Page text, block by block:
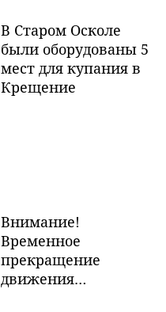
В Старом Осколе
были оборудованы 5
мест для купания в
Крещение
Внимание!
Временное
прекращение
движения